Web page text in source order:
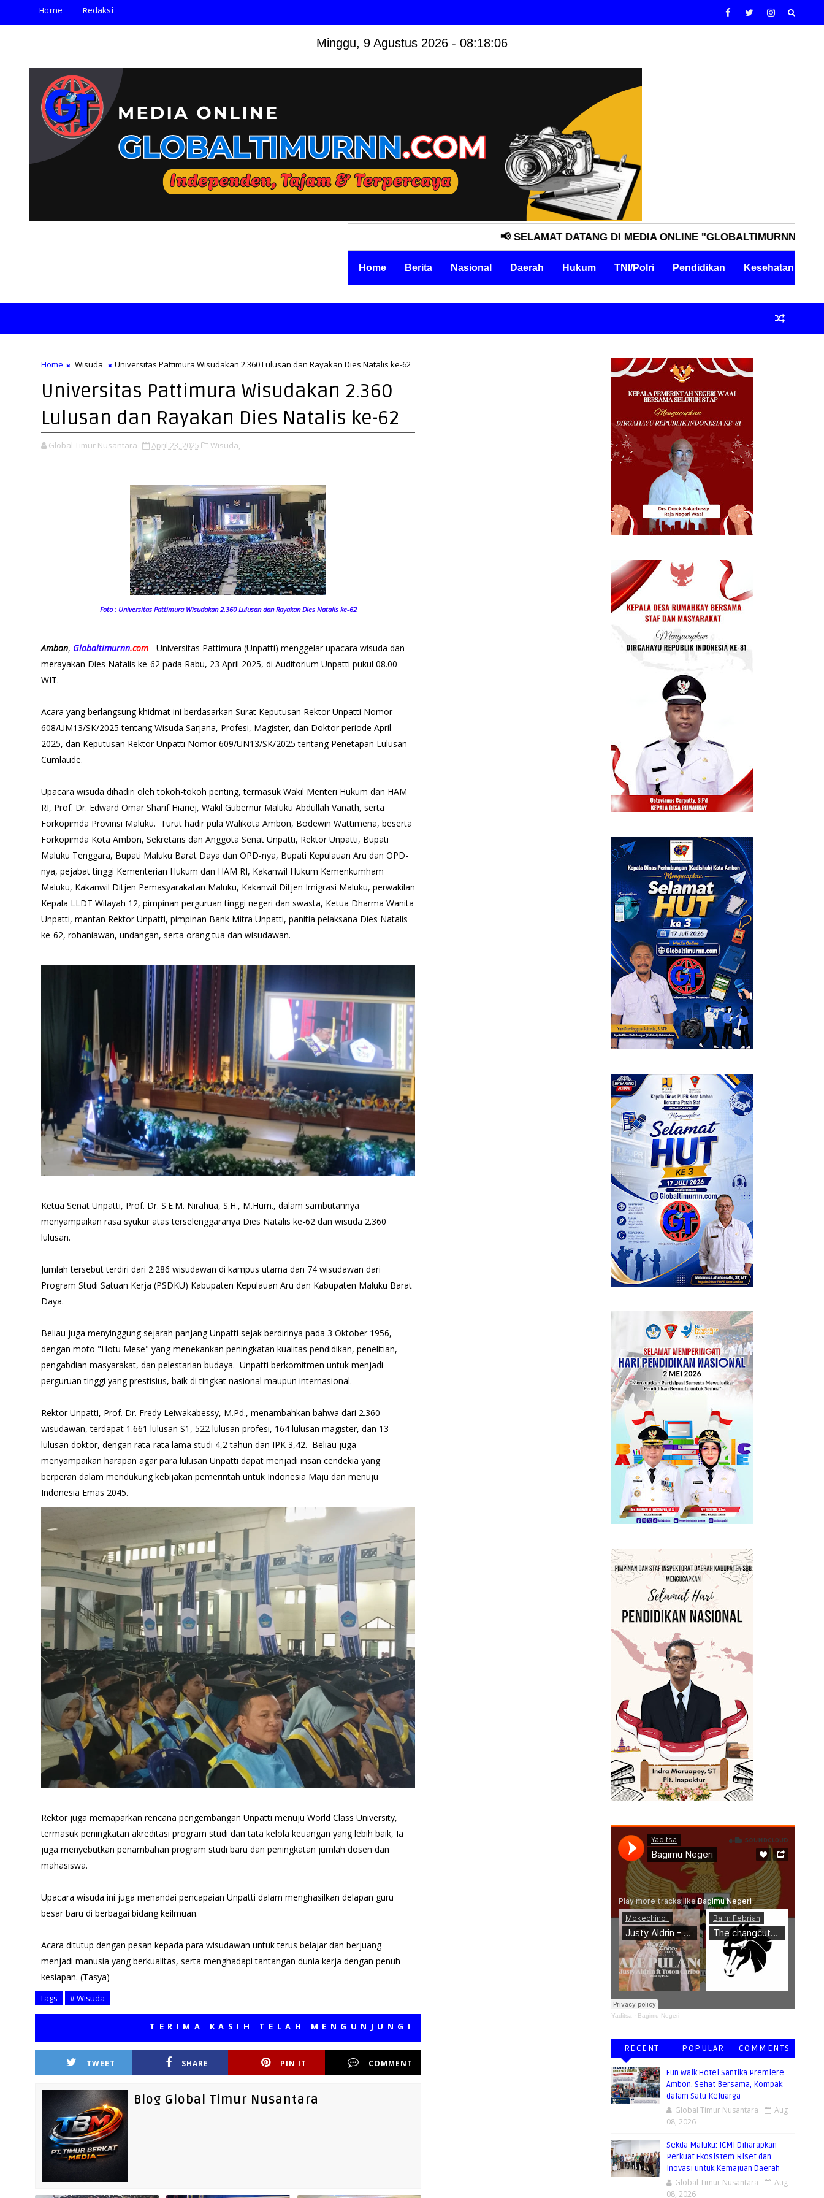
Home Redaksi
Minggu, 9 Agustus 2026 - 08:18:07
📢 SELAMAT DATANG DI MEDIA ONLINE "GLOBALTIMURNN.COM"
Home Berita Nasional Daerah Hukum TNI/Polri Pendidikan Kesehatan
Home Wisuda Universitas Pattimura Wisudakan 2.360 Lulusan dan Rayakan Dies Natalis ke-62
Universitas Pattimura Wisudakan 2.360
Lulusan dan Rayakan Dies Natalis ke-62
Global Timur Nusantara April 23, 2025 Wisuda,
Foto : Universitas Pattimura Wisudakan 2.360 Lulusan dan Rayakan Dies Natalis ke-62
Ambon, Globaltimurnn.com - Universitas Pattimura (Unpatti) menggelar upacara wisuda dan
merayakan Dies Natalis ke-62 pada Rabu, 23 April 2025, di Auditorium Unpatti pukul 08.00
WIT.
Acara yang berlangsung khidmat ini berdasarkan Surat Keputusan Rektor Unpatti Nomor
608/UM13/SK/2025 tentang Wisuda Sarjana, Profesi, Magister, dan Doktor periode April
2025, dan Keputusan Rektor Unpatti Nomor 609/UN13/SK/2025 tentang Penetapan Lulusan
Cumlaude.
Upacara wisuda dihadiri oleh tokoh-tokoh penting, termasuk Wakil Menteri Hukum dan HAM
RI, Prof. Dr. Edward Omar Sharif Hiariej, Wakil Gubernur Maluku Abdullah Vanath, serta
Forkopimda Provinsi Maluku. Turut hadir pula Walikota Ambon, Bodewin Wattimena, beserta
Forkopimda Kota Ambon, Sekretaris dan Anggota Senat Unpatti, Rektor Unpatti, Bupati
Maluku Tenggara, Bupati Maluku Barat Daya dan OPD-nya, Bupati Kepulauan Aru dan OPD-
nya, pejabat tinggi Kementerian Hukum dan HAM RI, Kakanwil Hukum Kemenkumham
Maluku, Kakanwil Ditjen Pemasyarakatan Maluku, Kakanwil Ditjen Imigrasi Maluku, perwakilan
Kepala LLDT Wilayah 12, pimpinan perguruan tinggi negeri dan swasta, Ketua Dharma Wanita
Unpatti, mantan Rektor Unpatti, pimpinan Bank Mitra Unpatti, panitia pelaksana Dies Natalis
ke-62, rohaniawan, undangan, serta orang tua dan wisudawan.
Ketua Senat Unpatti, Prof. Dr. S.E.M. Nirahua, S.H., M.Hum., dalam sambutannya
menyampaikan rasa syukur atas terselenggaranya Dies Natalis ke-62 dan wisuda 2.360
lulusan.
Jumlah tersebut terdiri dari 2.286 wisudawan di kampus utama dan 74 wisudawan dari
Program Studi Satuan Kerja (PSDKU) Kabupaten Kepulauan Aru dan Kabupaten Maluku Barat
Daya.
Beliau juga menyinggung sejarah panjang Unpatti sejak berdirinya pada 3 Oktober 1956,
dengan moto "Hotu Mese" yang menekankan peningkatan kualitas pendidikan, penelitian,
pengabdian masyarakat, dan pelestarian budaya. Unpatti berkomitmen untuk menjadi
perguruan tinggi yang prestisius, baik di tingkat nasional maupun internasional.
Rektor Unpatti, Prof. Dr. Fredy Leiwakabessy, M.Pd., menambahkan bahwa dari 2.360
wisudawan, terdapat 1.661 lulusan S1, 522 lulusan profesi, 164 lulusan magister, dan 13
lulusan doktor, dengan rata-rata lama studi 4,2 tahun dan IPK 3,42. Beliau juga
menyampaikan harapan agar para lulusan Unpatti dapat menjadi insan cendekia yang
berperan dalam mendukung kebijakan pemerintah untuk Indonesia Maju dan menuju
Indonesia Emas 2045.
Rektor juga memaparkan rencana pengembangan Unpatti menuju World Class University,
termasuk peningkatan akreditasi program studi dan tata kelola keuangan yang lebih baik, Ia
juga menyebutkan penambahan program studi baru dan peningkatan jumlah dosen dan
mahasiswa.
Upacara wisuda ini juga menandai pencapaian Unpatti dalam menghasilkan delapan guru
besar baru di berbagai bidang keilmuan.
Acara ditutup dengan pesan kepada para wisudawan untuk terus belajar dan berjuang
menjadi manusia yang berkualitas, serta menghadapi tantangan dunia kerja dengan penuh
kesiapan. (Tasya)
Tags # Wisuda
TERIMA KASIH TELAH MENGUNJUNGI MEDIA KAMI, SEMOGA BERMANFAAT
TWEET SHARE PIN IT COMMENT
Blog Global Timur Nusantara
Yaditsa · Bagimu Negeri
RECENT POPULAR COMMENTS
Fun Walk Hotel Santika Premiere
Ambon: Sehat Bersama, Kompak
dalam Satu Keluarga
Global Timur Nusantara
Aug
08, 2026
Sekda Maluku: ICMI Diharapkan
Perkuat Ekosistem Riset dan
Inovasi untuk Kemajuan Daerah
Global Timur Nusantara
Aug
08, 2026